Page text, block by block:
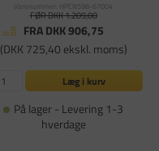
Varenummer: HPCN598-67004
FØR DKK 1.209,00
FRA DKK 906,75
(DKK 725,40 ekskl. moms)
Læg i kurv
På lager - Levering 1-3
hverdage